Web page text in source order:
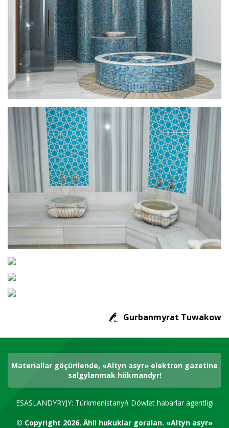
Gurbanmyrat Tuwakow
Materiallar göçürilende, «Altyn asyr» elektron gazetine
salgylanmak hökmandyr!
ESASLANDYRYJY: Türkmenistanyň Döwlet habarlar agentligi
© Copyright 2026. Ähli hukuklar goralan. «Altyn asyr»